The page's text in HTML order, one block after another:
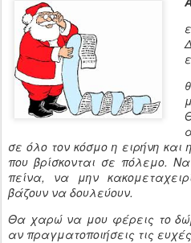
σε όλο τον κόσμο η ειρήνη και
που βρίσκονται σε πόλεμο.
πείνα, να μην
βάζουν να δουλεύουν.
Θα χαρώ να μου φέρεις το
αν πραγματοποιήσεις τις